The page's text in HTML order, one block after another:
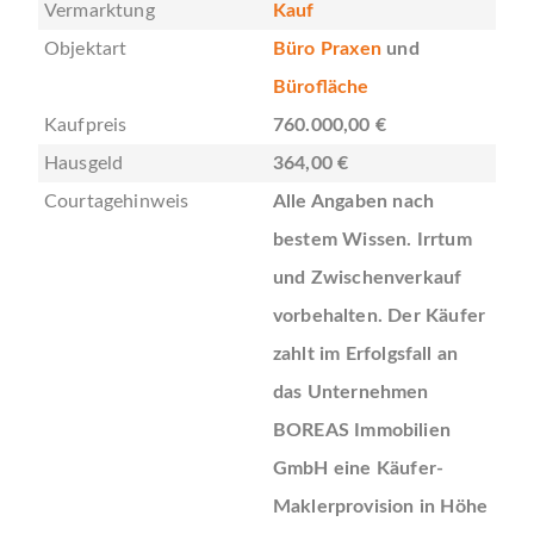
Vermarktung
Kauf
Objektart
Büro Praxenund
Bürofläche
Kaufpreis
760.000,00 €
Hausgeld
364,00 €
Courtagehinweis
Alle Angaben nach
bestem Wissen. Irrtum
und Zwischenverkauf
vorbehalten. Der Käufer
zahlt im Erfolgsfall an
das Unternehmen
BOREAS Immobilien
GmbH eine Käufer-
Maklerprovision in Höhe